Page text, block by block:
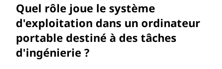
Quel rôle joue le système
d'exploitation dans un ordinateur
portable destiné à des tâches
d'ingénierie ?